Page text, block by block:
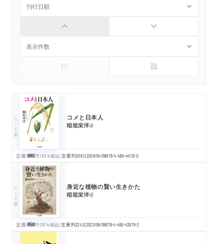
ちくま文庫 コメと日本人
稲垣栄洋著
定価:880円 （10％税込）文庫判208頁2026/04/09978-4-480-44101-0
ちくま文庫 身近な植物の賢い生きかた
稲垣栄洋著
定価:858円 （10％税込）文庫判224頁2023/06/08978-4-480-43878-2